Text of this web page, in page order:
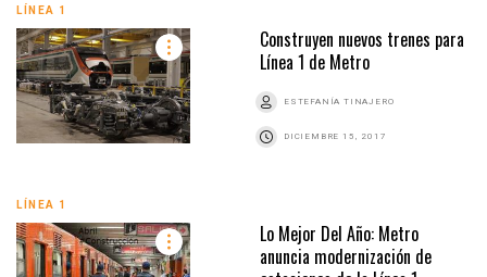
LÍNEA 1
Construyen nuevos trenes para
Línea 1 de Metro
ESTEFANÍA TINAJERO
DICIEMBRE 15, 2017
LÍNEA 1
Lo Mejor Del Año: Metro
anuncia modernización de